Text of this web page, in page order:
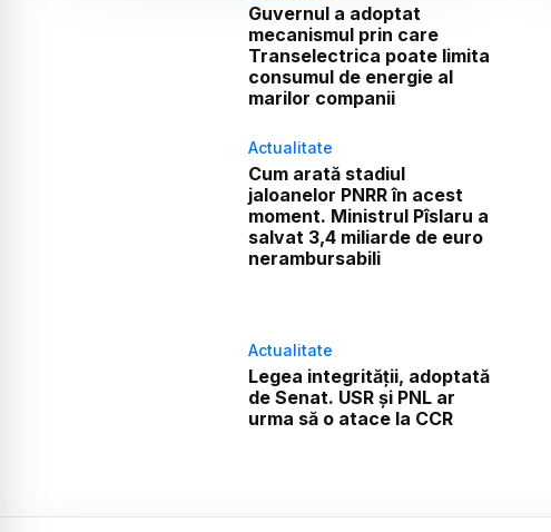
Guvernul a adoptat
mecanismul prin care
Transelectrica poate limita
consumul de energie al
marilor companii
Actualitate
Cum arată stadiul
jaloanelor PNRR în acest
moment. Ministrul Pîslaru a
salvat 3,4 miliarde de euro
nerambursabili
Actualitate
Legea integrității, adoptată
de Senat. USR și PNL ar
urma să o atace la CCR